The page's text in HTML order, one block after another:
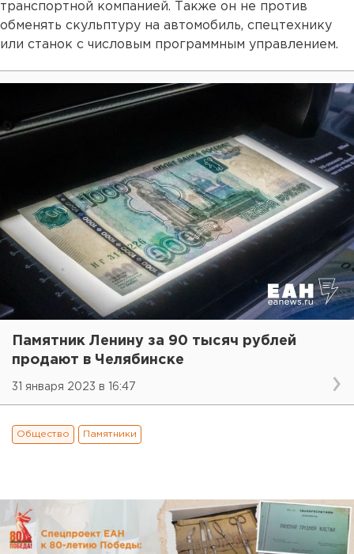
транспортной компанией. Также он не против
обменять скульптуру на автомобиль, спецтехнику
или станок с числовым программным управлением.
Памятник Ленину за 90 тысяч рублей
продают в Челябинске
31 января 2023 в 16:47
Общество Памятники